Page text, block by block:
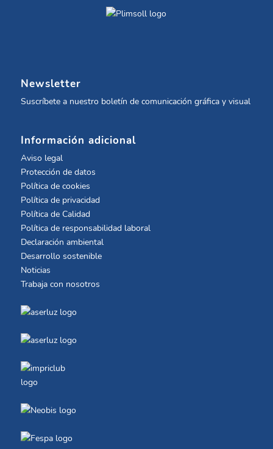
Newsletter
Suscríbete a nuestro boletín de comunicación gráfica y visual
Información adicional
Aviso legal
Protección de datos
Política de cookies
Política de privacidad
Política de Calidad
Política de responsabilidad laboral
Declaración ambiental
Desarrollo sostenible
Noticias
Trabaja con nosotros